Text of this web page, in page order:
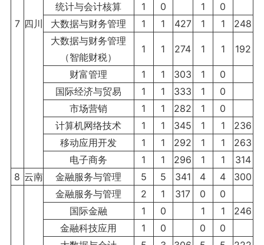
7 四川
统计与会计核算
1 0 1
0
大数据与财务管理
1 1 427 1 1
248
大数据与财务管理
（智能财税）
1 1 274 1 1 192
财富管理 1 1 303 1
0
国际经济与贸易
1 1 333 1
0
市场营销
1 1 282 1
0
计算机网络技术
1 1 345 1 1
236
移动应用开发
1 1 292 1 1
263
电子商务
1 1 296 1 1
314
8 云南 金融服务与管理 5 5 341 4 4
300
金融服务与管理
2 1 317 0
0
国际金融
1 0 1 1
246
金融科技应用
1 0 0
0